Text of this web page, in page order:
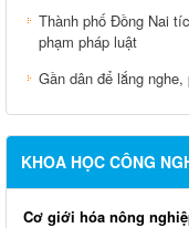
Thành phố Đồng Nai
phạm pháp luật
Gần dân để lắng
KHOA HỌC CÔNG
Cơ giới hóa nông